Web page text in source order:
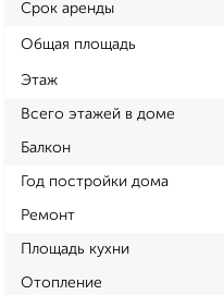
Срок аренды
Общая площадь
Этаж
Всего этажей в доме
Балкон
Год постройки дома
Ремонт
Площадь кухни
Отопление